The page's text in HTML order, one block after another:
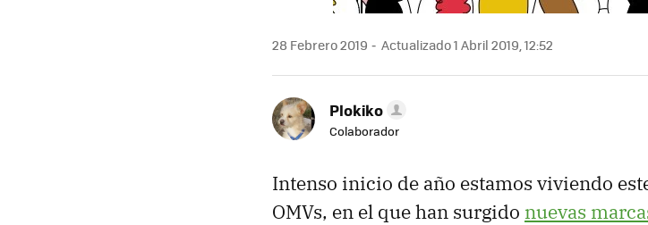
28 Febrero 2019 Actualizado 1 Abril 2019, 12:52
Plokiko
Colaborador
Intenso inicio de año estamos viviendo
OMVs, en el que han surgido nuevas